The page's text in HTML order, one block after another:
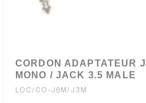
CORDON ADAPTATEUR
MONO / JACK 3.5 MALE
LOC/CO-J6M/J3M